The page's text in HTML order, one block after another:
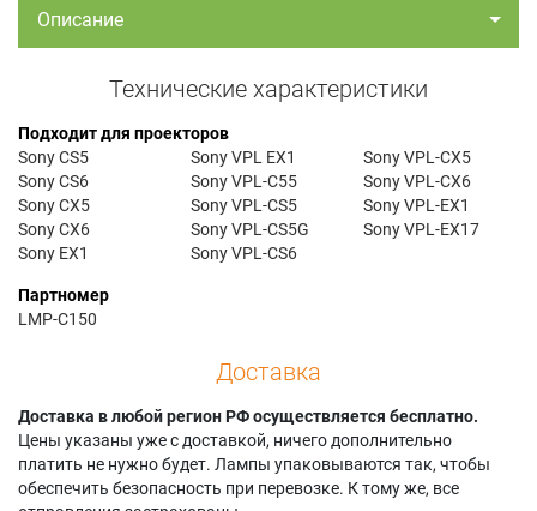
Описание
Технические характеристики
Подходит для проекторов
Sony CS5
Sony CS6
Sony CX5
Sony CX6
Sony EX1
Sony VPL EX1
Sony VPL-C55
Sony VPL-CS5
Sony VPL-CS5G
Sony VPL-CS6
Sony VPL-CX5
Sony VPL-CX6
Sony VPL-EX1
Sony VPL-EX17
Партномер
LMP-C150
Доставка
Доставка в любой регион РФ осуществляется бесплатно.
Цены указаны уже с доставкой, ничего дополнительно
платить не нужно будет. Лампы упаковываются так, чтобы
обеспечить безопасность при перевозке. К тому же, все